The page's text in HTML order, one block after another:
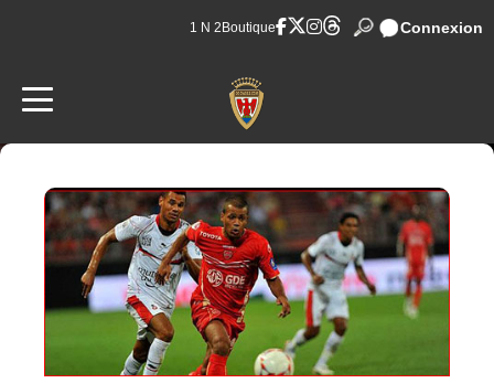
1 N 2 Boutique Connexion